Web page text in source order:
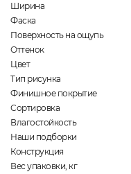
Ширина
Фаска
Поверхность на ощупь
Оттенок
Цвет
Тип рисунка
Финишное покрытие
Сортировка
Влагостойкость
Наши подборки
Конструкция
Вес упаковки, кг